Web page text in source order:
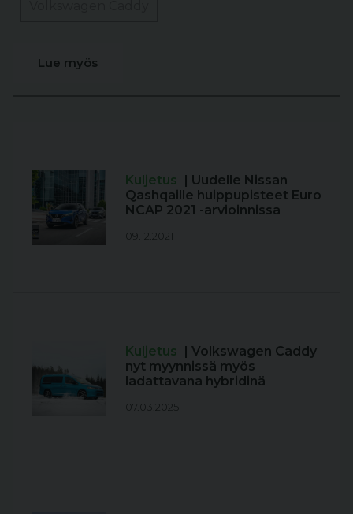
Lue myös
Kuljetus | Uudelle Nissan
Qashqaille huippupisteet Euro
NCAP 2021 -arvioinnissa
09.12.2021
Kuljetus | Volkswagen Caddy
nyt myynnissä myös
ladattavana hybridinä
07.03.2025